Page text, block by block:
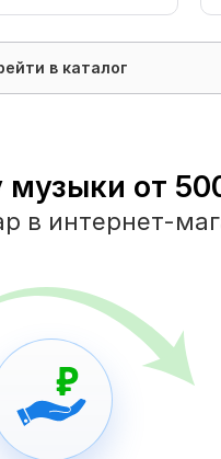
в каталог
музыки от
в интернет-